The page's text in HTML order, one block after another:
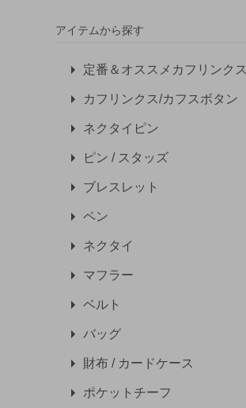
アイテムから探す
定番＆オススメカフリンクス
カフリンクス/カフスボタン
ネクタイピン
ピン / スタッズ
ブレスレット
ペン
ネクタイ
マフラー
ベルト
バッグ
財布 / カードケース
ポケットチーフ